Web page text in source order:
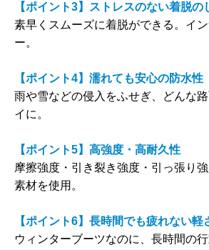
【ポイント3】ストレスのない着脱の
素早くスムーズに着脱ができる。イ
ー。
【ポイント4】濡れても安心の防水性
雨や雪などの侵入をふせぎ、どんな
イに。
【ポイント5】高強度・高耐久性
摩擦強度・引き裂き強度・引っ張り
素材を使用。
【ポイント6】長時間でも疲れない軽
ウィンターブーツなのに、長時間の